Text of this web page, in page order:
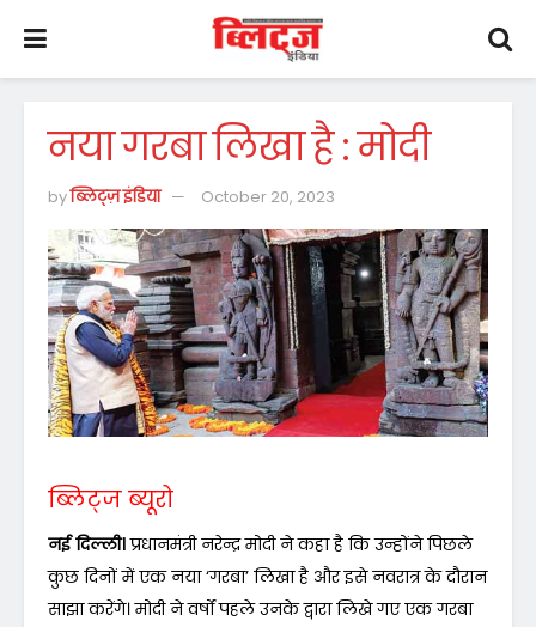
नया गरबा लिखा है : मोदी
byब्लिट्ज़ इंडिया October 20, 2023
ब्लिट्ज ब्यूरो
नई दिल्ली।प्रधानमंत्री नरेन्द्र मोदी ने कहा है कि उन्होंने पिछले
कुछ दिनों में एक नया ‘गरबा’ लिखा है और इसे नवरात्र के दौरान
साझा करेंगे। मोदी ने वर्षों पहले उनके द्वारा लिखे गए एक गरबा